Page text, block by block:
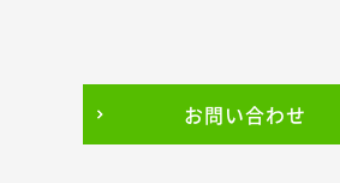
お問い合わせ